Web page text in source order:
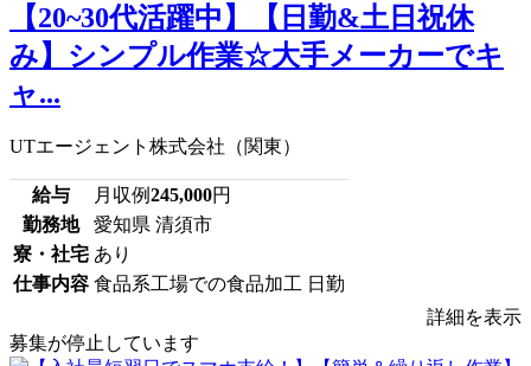
【20~30代活躍中】【日勤&土日祝休
み】シンプル作業☆大手メーカーでキ
ャ...
UTエージェント株式会社（関東）
給与 月収例245,000円
勤務地
愛知県 清須市
寮・社宅 あり
仕事内容 食品系工場での食品加工 日勤
詳細を表示
募集が停止しています